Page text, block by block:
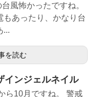
風怖かったですね。
もあったり、かなり台
...
を読む
ンジェルネイル
ら10月ですね。 警戒